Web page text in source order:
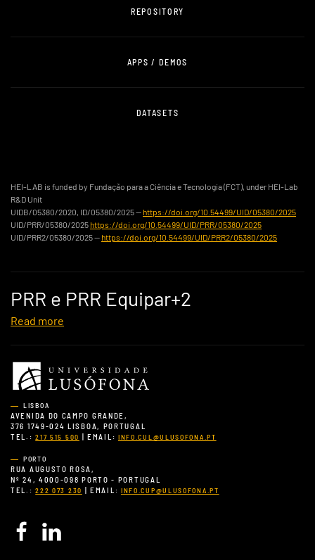
REPOSITORY
APPS / DEMOS
DATASETS
HEI-LAB is funded by Fundação para a Ciência e Tecnologia (FCT), under HEI-Lab
R&D Unit
UIDB/05380/2020, ID/05380/2025 — https://doi.org/10.54499/UID/05380/2025
UID/PRR/05380/2025 https://doi.org/10.54499/UID/PRR/05380/2025
UID/PRR2/05380/2025 — https://doi.org/10.54499/UID/PRR2/05380/2025
PRR e PRR Equipar+2
Read more
LISBOA
AVENIDA DO CAMPO GRANDE,
376 1749-024 LISBOA, PORTUGAL
TEL.:217 515 500 | EMAIL: INFO.CUL@ULUSOFONA.PT
PORTO
RUA AUGUSTO ROSA,
Nº 24, 4000-098 PORTO - PORTUGAL
TEL.:222 073 230 | EMAIL: INFO.CUP@ULUSOFONA.PT